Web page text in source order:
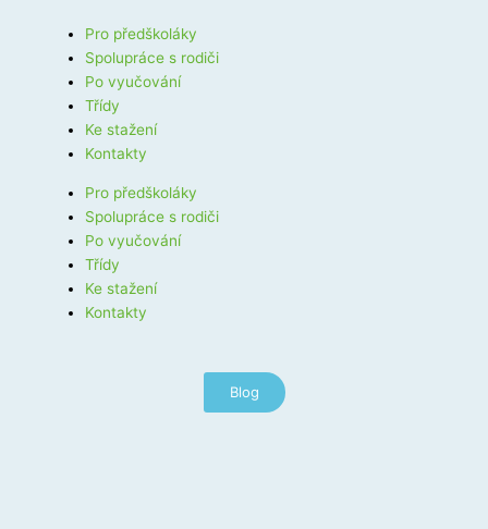
Pro předškoláky
Spolupráce s rodiči
Po vyučování
Třídy
Ke stažení
Kontakty
Pro předškoláky
Spolupráce s rodiči
Po vyučování
Třídy
Ke stažení
Kontakty
Blog